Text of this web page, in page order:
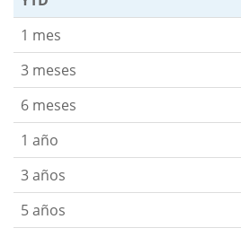
1 mes
3 meses
6 meses
1 año
3 años
5 años